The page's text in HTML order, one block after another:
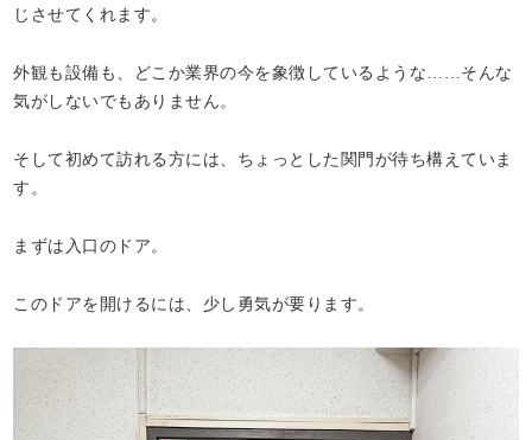
じさせてくれます。
外観も設備も、どこか業界の今を象徴しているような……そんな
気がしないでもありません。
そして初めて訪れる方には、ちょっとした関門が待ち構えていま
す。
まずは入口のドア。
このドアを開けるには、少し勇気が要ります。